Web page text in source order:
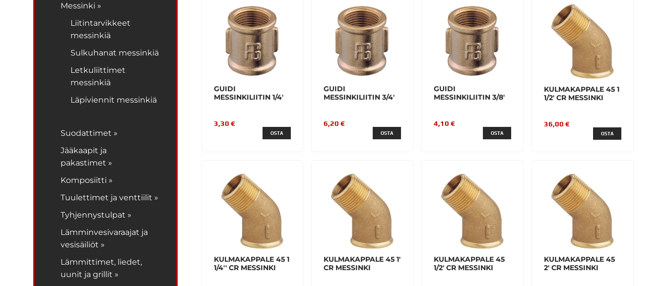
Messinki »
Liitintarvikkeet
messinkiä
Sulkuhanat messinkiä
Letkuliittimet
messinkiä
Läpiviennit messinkiä
Suodattimet »
Jääkaapit ja
pakastimet »
Komposiitti »
Tuulettimet ja venttiilit »
Tyhjennystulpat »
Lämminvesivaraajat ja
vesisäiliöt »
Lämmittimet, liedet,
uunit ja grillit »
GUIDI
MESSINKILIITIN 1/4'
3,30 €
OSTA
GUIDI
MESSINKILIITIN 3/4'
6,20 €
OSTA
GUIDI
MESSINKILIITIN 3/8'
4,10 €
OSTA
KULMAKAPPALE 45 1
1/2' CR MESSINKI
36,00 €
OSTA
KULMAKAPPALE 45 1
1/4'' CR MESSINKI
KULMAKAPPALE 45 1'
CR MESSINKI
KULMAKAPPALE 45
1/2' CR MESSINKI
KULMAKAPPALE 45
2' CR MESSINKI